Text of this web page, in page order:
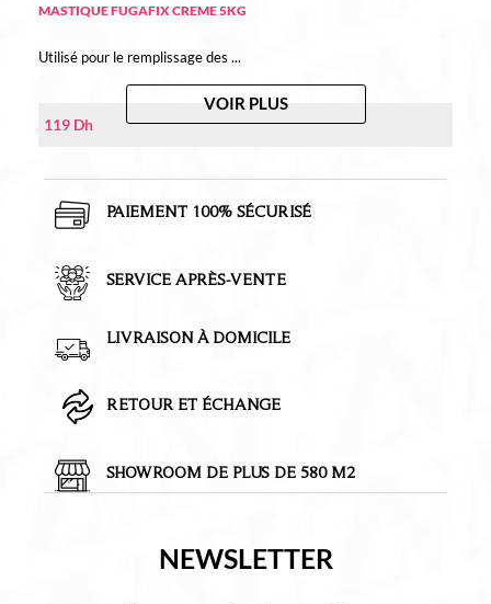
MASTIQUE FUGAFIX CREME 5KG
Utilisé pour le remplissage des ...
119 Dh
VOIR PLUS
PAIEMENT 100% SÉCURISÉ
SERVICE APRÈS-VENTE
LIVRAISON À DOMICILE
RETOUR ET ÉCHANGE
SHOWROOM DE PLUS DE 580 M2
NEWSLETTER